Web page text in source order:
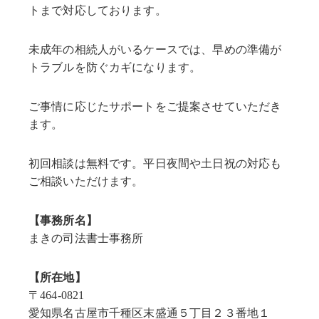
トまで対応しております。
未成年の相続人がいるケースでは、早めの準備が
トラブルを防ぐカギになります。
ご事情に応じたサポートをご提案させていただき
ます。
初回相談は無料です。平日夜間や土日祝の対応も
ご相談いただけます。
【事務所名】
まきの司法書士事務所
【所在地】
〒464-0821
愛知県名古屋市千種区末盛通５丁目２３番地１